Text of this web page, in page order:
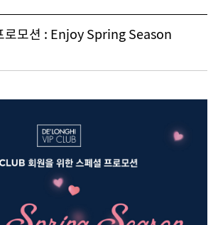
로모션 : Enjoy Spring Season